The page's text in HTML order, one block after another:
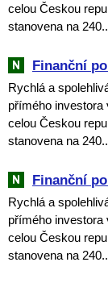
celou Českou
stanovena na
Finanční
Rychlá a
přímého investora
celou Českou
stanovena na
Finanční
Rychlá a
přímého investora
celou Českou
stanovena na